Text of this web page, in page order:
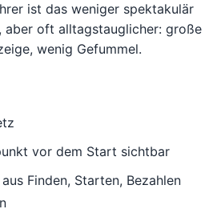
ist das weniger spektakulär
aber oft alltagstauglicher: große
wenig Gefummel.
vor dem Start sichtbar
Finden, Starten, Bezahlen